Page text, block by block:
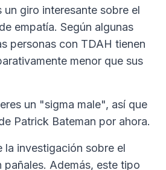
un giro interesante sobre el
empatía. Según algunas
personas con TDAH tienen
menor que sus
un "sigma male", así que
Patrick Bateman por ahora.
la investigación sobre el
pañales. Además, este tipo